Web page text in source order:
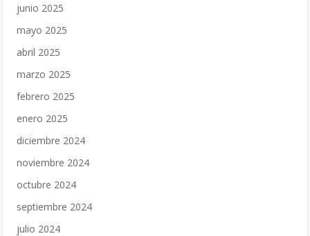
junio 2025
mayo 2025
abril 2025
marzo 2025
febrero 2025
enero 2025
diciembre 2024
noviembre 2024
octubre 2024
septiembre 2024
julio 2024